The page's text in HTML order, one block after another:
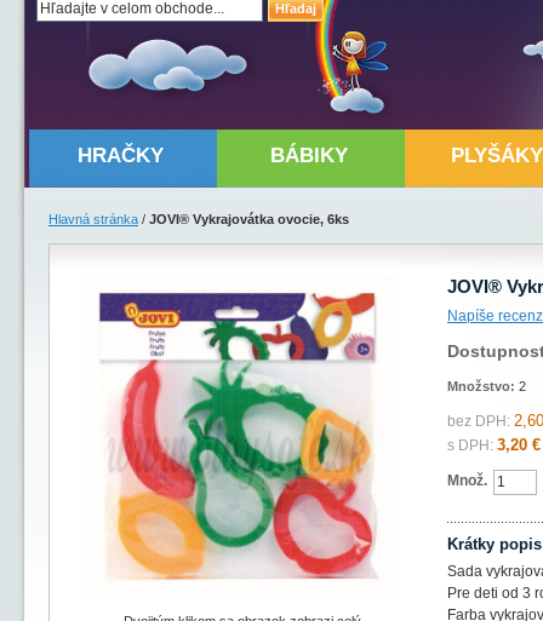
Hľadaj
HRAČKY BÁBIKY PLYŠÁKY
Hlavná stránka / JOVI® Vykrajovátka ovocie, 6ks
JOVI®
Napíše
Množstvo: 2
bez DPH:
s DPH: 3,20 €
Množ.
Krátky popis
Sada
Pre deti od 3
Farba